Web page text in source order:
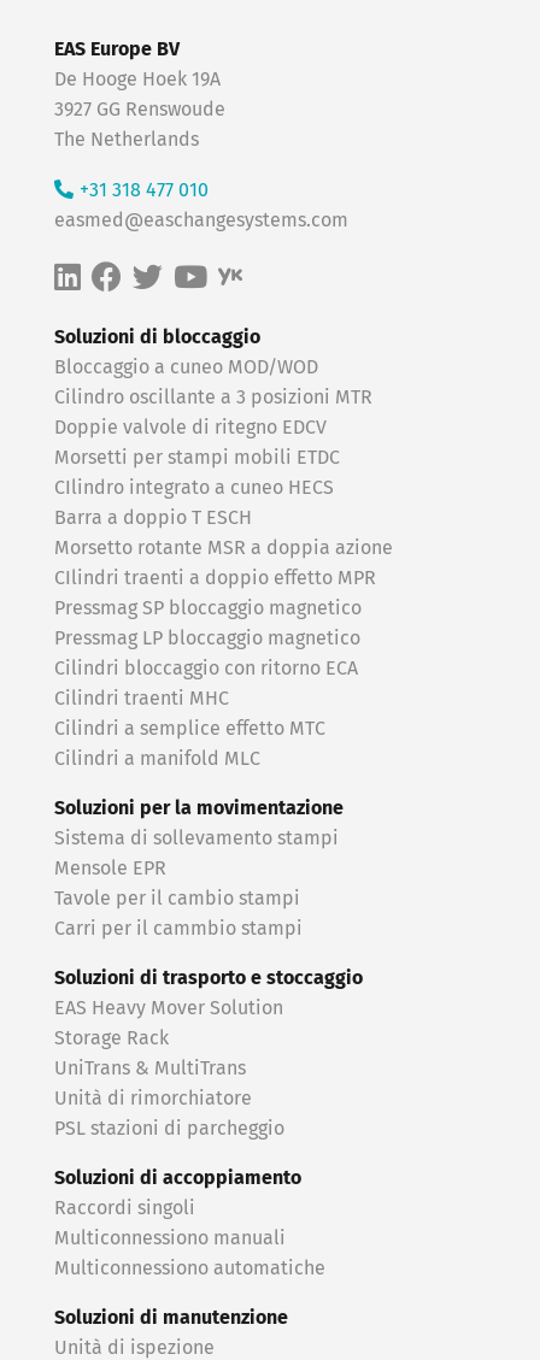
Soluzioni di bloccaggio
Bloccaggio a cuneo MOD/WOD
Cilindro oscillante a 3 posizioni MTR
Doppie valvole di ritegno EDCV
Morsetti per stampi mobili ETDC
CIlindro integrato a cuneo HECS
Barra a doppio T ESCH
Morsetto rotante MSR a doppia azione
CIlindri traenti a doppio effetto MPR
Pressmag SP bloccaggio magnetico
Pressmag LP bloccaggio magnetico
Cilindri bloccaggio con ritorno ECA
Cilindri traenti MHC
Cilindri a semplice effetto MTC
Cilindri a manifold MLC
Soluzioni per la movimentazione
Sistema di sollevamento stampi
Mensole EPR
Tavole per il cambio stampi
Carri per il cammbio stampi
Soluzioni di trasporto e stoccaggio
EAS Heavy Mover Solution
Storage Rack
UniTrans & MultiTrans
Unità di rimorchiatore
PSL stazioni di parcheggio
Soluzioni di accoppiamento
Raccordi singoli
Multiconnessiono manuali
Multiconnessiono automatiche
Soluzioni di manutenzione
Unità di ispezione
EAS Europe BV
De Hooge Hoek 19A
3927 GG Renswoude
The Netherlands
+31 318 477 010
easmed@easchangesystems.com